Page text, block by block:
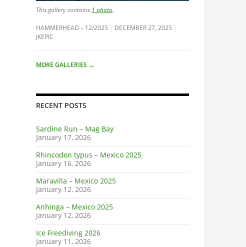
This gallery contains 1 photo.
HAMMERHEAD – 12/2025 DECEMBER 27, 2025
JKEPIC
MORE GALLERIES →
RECENT POSTS
Sardine Run – Mag Bay
January 17, 2026
Rhincodon typus – Mexico 2025
January 16, 2026
Maravilla – Mexico 2025
January 12, 2026
Anhinga – Mexico 2025
January 12, 2026
Ice Freediving 2026
January 11, 2026